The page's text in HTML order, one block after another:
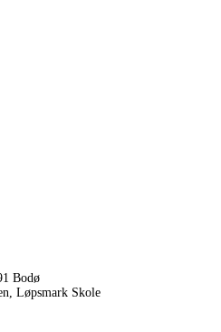
Bodø
Løpsmark Skole